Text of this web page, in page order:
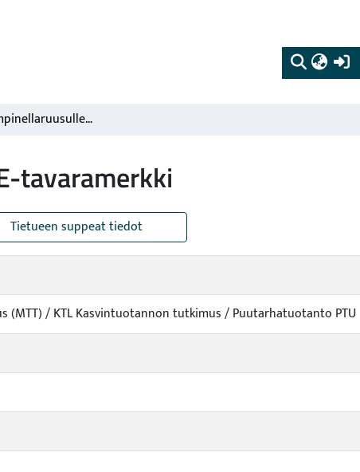
Kolmelle pimpinellaruusulle FinE-tavaramerkki
tavaramerkki
Tietueen suppeat tiedot
(MTT) / KTL Kasvintuotannon tutkimus / Puutarhatuotanto PTU